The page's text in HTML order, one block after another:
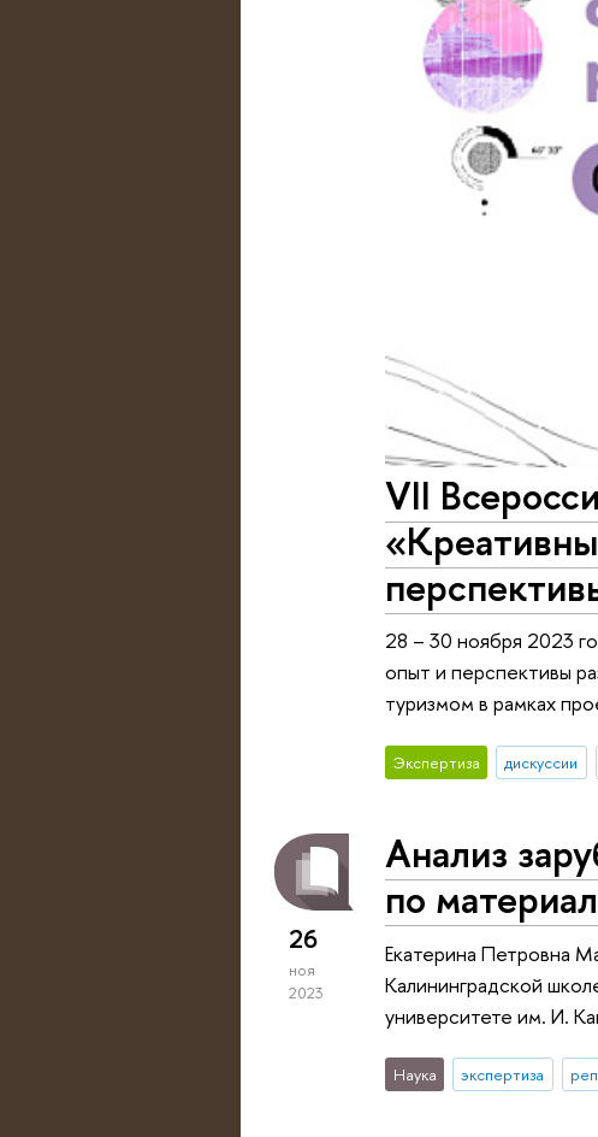
VII
28 – 30 ноября 2023
опыт и перспективы
туризмом в рамках
Экспертиза дискуссии
26
ноя
2023
Анализ
по
Екатерина Петровна
Калининградской
университете им. И.
Наука экспертиза